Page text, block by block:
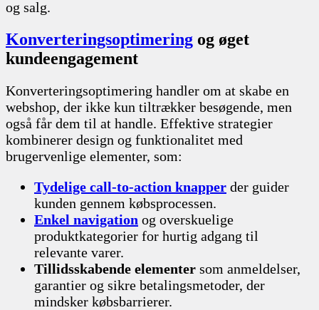
og salg.
Konverteringsoptimering og øget
kundeengagement
Konverteringsoptimering handler om at skabe en
webshop, der ikke kun tiltrækker besøgende, men
også får dem til at handle. Effektive strategier
kombinerer design og funktionalitet med
brugervenlige elementer, som:
Tydelige call-to-action knapper der guider
kunden gennem købsprocessen.
Enkel navigation og overskuelige
produktkategorier for hurtig adgang til
relevante varer.
Tillidsskabende elementer som anmeldelser,
garantier og sikre betalingsmetoder, der
mindsker købsbarrierer.